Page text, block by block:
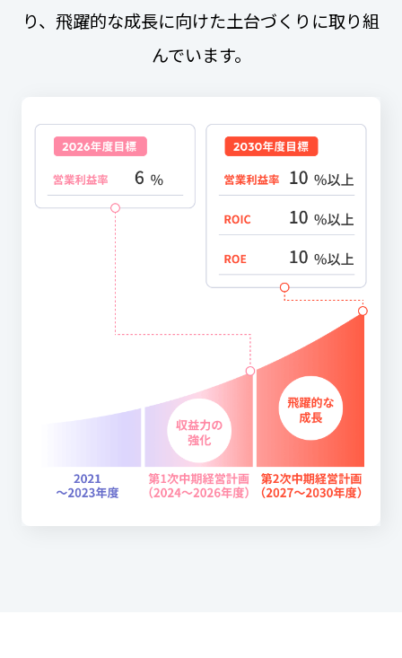
り、飛躍的な成長に向けた土台づくりに取り組
んでいます。